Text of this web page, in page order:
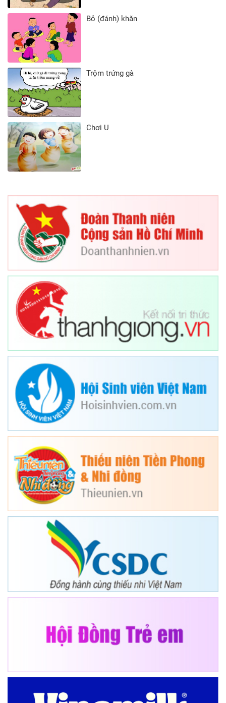
Bỏ (đánh) khăn
Trộm trứng gà
Chơi U